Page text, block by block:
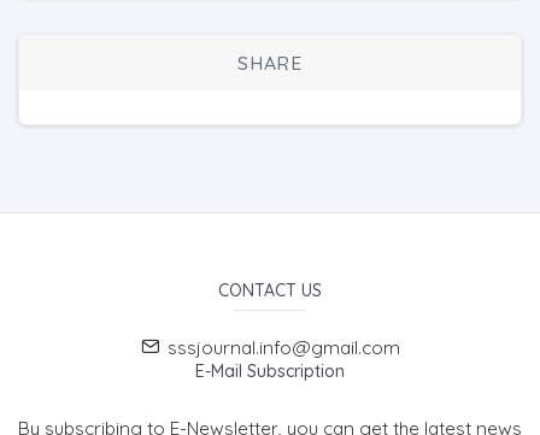
SHARE
CONTACT US
sssjournal.info@gmail.com
E-Mail Subscription
By subscribing to E-Newsletter, you can get the latest news